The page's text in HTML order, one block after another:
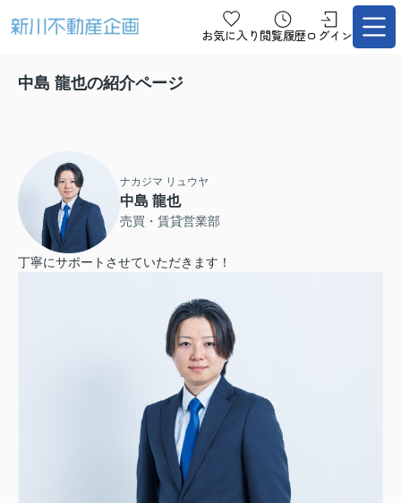
お気に入り 閲覧履歴ログイン
中島 龍也の紹介ページ
ナカジマ リュウヤ
中島 龍也
売買・賃貸営業部
丁寧にサポートさせていただきます！